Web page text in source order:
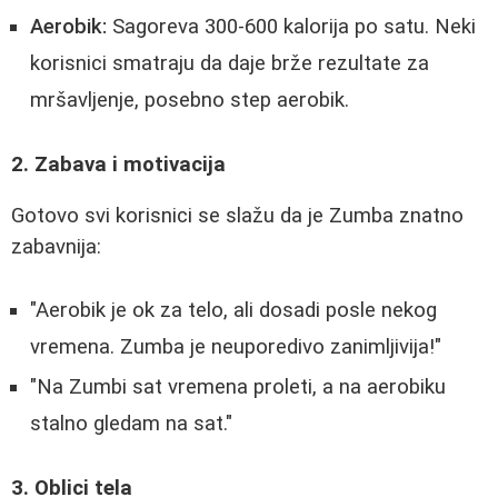
Aerobik: Sagoreva 300-600 kalorija po satu. Neki
korisnici smatraju da daje brže rezultate za
mršavljenje, posebno step aerobik.
2. Zabava i motivacija
Gotovo svi korisnici se slažu da je Zumba znatno
zabavnija:
"Aerobik je ok za telo, ali dosadi posle nekog
vremena. Zumba je neuporedivo zanimljivija!"
"Na Zumbi sat vremena proleti, a na aerobiku
stalno gledam na sat."
3. Oblici tela